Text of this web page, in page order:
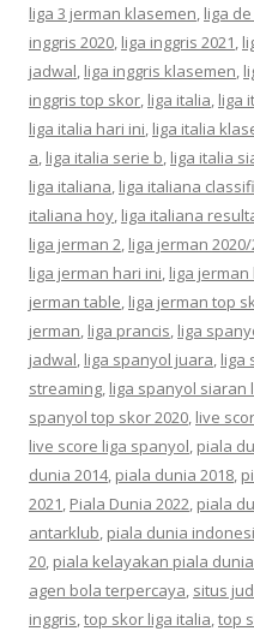
liga 3 jerman klasemen, liga
inggris 2020, liga inggris 2021,
jadwal, liga inggris klasemen,
inggris top skor, liga italia, liga
liga italia hari ini, liga italia
a, liga italia serie b, liga italia
liga italiana, liga italiana
italiana hoy, liga italiana
liga jerman 2, liga jerman 2020/
liga jerman hari ini, liga
jerman table, liga jerman top
jerman, liga prancis, liga
jadwal, liga spanyol juara, liga
streaming, liga spanyol siaran
spanyol top skor 2020, live
live score liga spanyol, piala
dunia 2014, piala dunia 2018,
2021, Piala Dunia 2022, piala
antarklub, piala dunia
20, piala kelayakan piala
agen bola terpercaya, situs
inggris,top skor liga italia,top